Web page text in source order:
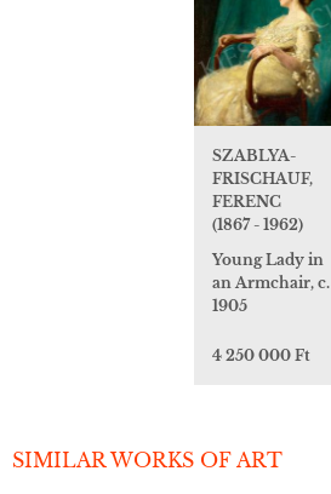
SZABLYA-
FRISCHAUF,
FERENC
(1867 - 1962)
Young Lady in
an Armchair, c.
1905
4 250 000 Ft
SIMILAR WORKS OF ART